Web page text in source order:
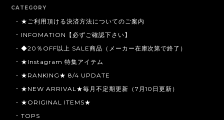
CATEGORY
★ご利用頂ける決済方法についてのご案内
INFOMATION【必ずご確認下さい】
◆20％OFF以上 SALE商品（メーカー在庫次第で終了）
★Instagram 特集アイテム
★RANKING★ 8/4 UPDATE
★NEW ARRIVAL★毎月不定期更新（7月10日更新）
★ORIGINAL ITEMS★
TOPS